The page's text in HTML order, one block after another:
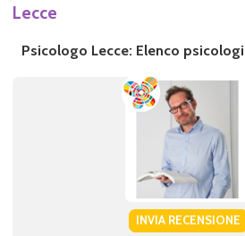
Lecce
Psicologo Lecce: Elenco
INVIA RECENSIONE